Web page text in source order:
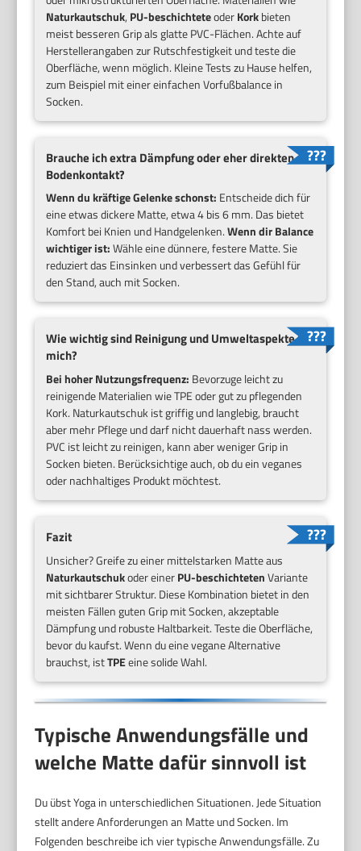
Naturkautschuk, PU-beschichteteoderKorkbieten
meist besseren Grip als glatte PVC-Flächen. Achte auf
Herstellerangaben zur Rutschfestigkeit und teste die
Oberfläche, wenn möglich. Kleine Tests zu Hause helfen,
zum Beispiel mit einer einfachen Vorfußbalance in
Socken.
Brauche ich extra Dämpfung oder eher direkten
Bodenkontakt?
Wenn du kräftige Gelenke schonst: Entscheide dich für
eine etwas dickere Matte, etwa 4 bis 6 mm. Das bietet
Komfort bei Knien und Handgelenken.Wenn dir Balance
wichtiger ist:Wähle eine dünnere, festere Matte. Sie
reduziert das Einsinken und verbessert das Gefühl für
den Stand, auch mit Socken.
Wie wichtig sind Reinigung und Umweltaspekte für
mich?
Bei hoher Nutzungsfrequenz: Bevorzuge leicht zu
reinigende Materialien wie TPE oder gut zu pflegenden
Kork. Naturkautschuk ist griffig und langlebig, braucht
aber mehr Pflege und darf nicht dauerhaft nass werden.
PVC ist leicht zu reinigen, kann aber weniger Grip in
Socken bieten. Berücksichtige auch, ob du ein veganes
oder nachhaltiges Produkt möchtest.
Fazit
Unsicher? Greife zu einer mittelstarken Matte aus
Naturkautschukoder einerPU-beschichtetenVariante
mit sichtbarer Struktur. Diese Kombination bietet in den
meisten Fällen guten Grip mit Socken, akzeptable
Dämpfung und robuste Haltbarkeit. Teste die Oberfläche,
bevor du kaufst. Wenn du eine vegane Alternative
brauchst, istTPEeine solide Wahl.
Typische Anwendungsfälle und
welche Matte dafür sinnvoll ist
Du übst Yoga in unterschiedlichen Situationen. Jede Situation
stellt andere Anforderungen an Matte und Socken. Im
Folgenden beschreibe ich vier typische Anwendungsfälle. Zu